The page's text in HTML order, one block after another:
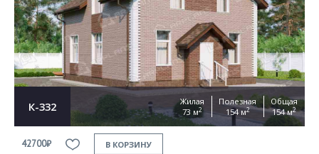
К-332
Жилая
73 м2
Полезная
154 м2
Общая
154 м2
42700₽ В КОРЗИНУ